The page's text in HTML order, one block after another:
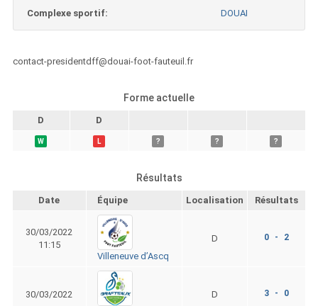
Complexe sportif:
DOUAI
contact-presidentdff@douai-foot-fauteuil.fr
Forme actuelle
D D
W L ? ? ?
Résultats
Date Équipe Localisation Résultats
30/03/2022
11:15
Villeneuve d’Ascq
D 0 - 2
30/03/2022
D 3 - 0